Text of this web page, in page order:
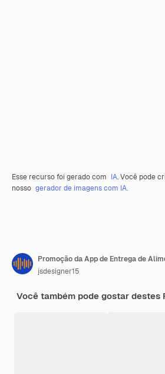
Esse recurso foi gerado com IA. Você pode
nosso gerador de imagens com IA.
Promoção da App de Entrega de
jsdesigner15
Você também pode gostar destes